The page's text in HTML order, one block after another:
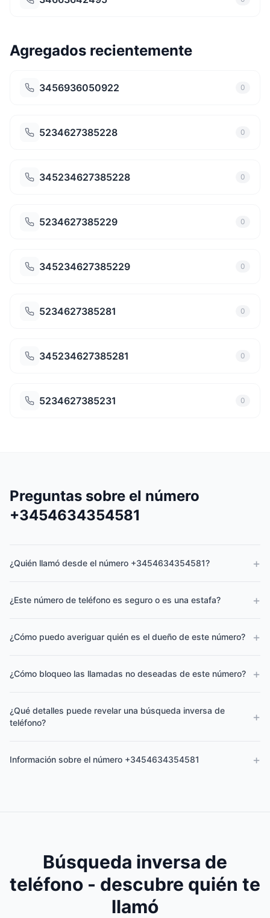
Agregados recientemente
3456936050922 0
5234627385228 0
345234627385228 0
5234627385229 0
345234627385229 0
5234627385281 0
345234627385281 0
5234627385231 0
Preguntas sobre el número
+3454634354581
¿Quién llamó desde el número +3454634354581? +
¿Este número de teléfono es seguro o es una estafa? +
¿Cómo puedo averiguar quién es el dueño de este número? +
¿Cómo bloqueo las llamadas no deseadas de este número? +
¿Qué detalles puede revelar una búsqueda inversa de
teléfono?
+
Información sobre el número +3454634354581 +
Búsqueda inversa de
teléfono - descubre quién te
llamó